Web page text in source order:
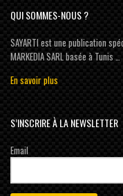
QUI SOMMES-NOUS ?
SAYARTI est une publication
MARKEDIA SARL basée à Tunis …
En savoir plus
S’INSCRIRE À LA NEWSLETTER
Email